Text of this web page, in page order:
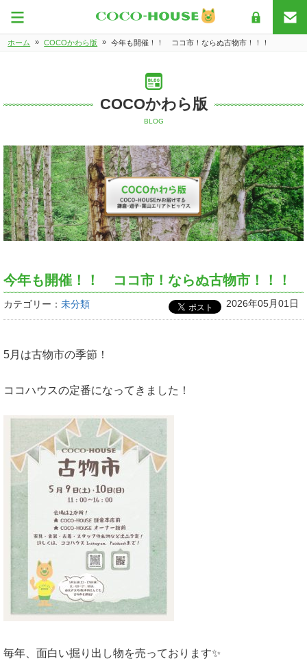
ホーム » COCOかわら版 » 今年も開催！！ ココ市！ならぬ古物市！！！
COCOかわら版
BLOG
今年も開催！！ ココ市！ならぬ古物市！！！
カテゴリー： 未分類 2026年05月01日
5月は古物市の季節！
ココハウスの定番になってきました！
毎年、面白い掘り出し物を売っております✨️